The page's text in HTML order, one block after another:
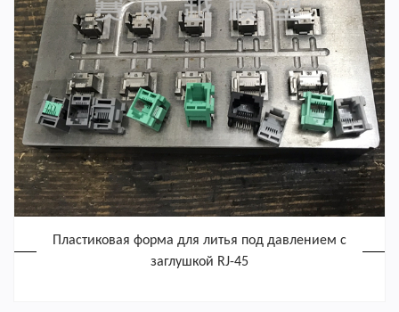
Пластиковая форма для литья под давлением с
заглушкой RJ-45